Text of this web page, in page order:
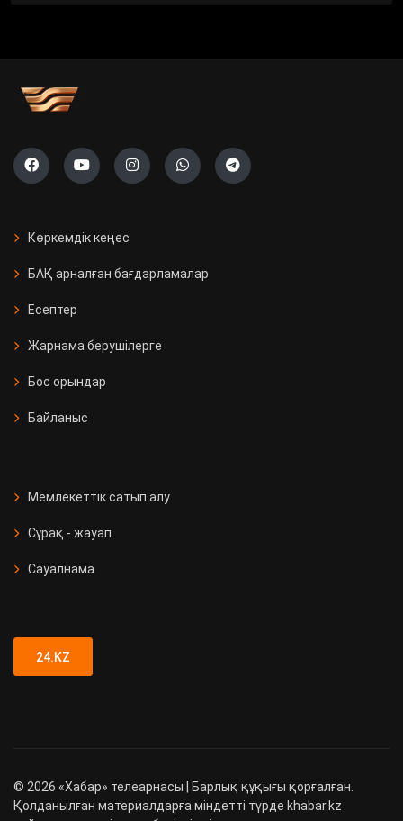
Көркемдік кеңес
БАҚ арналған бағдарламалар
Есептер
Жарнама берушілерге
Бос орындар
Байланыс
Мемлекеттік сатып алу
Сұрақ - жауап
Сауалнама
24.KZ
© 2026 «Хабар» телеарнасы | Барлық құқығы қорғалған.
Қолданылған материалдарға міндетті түрде khabar.kz